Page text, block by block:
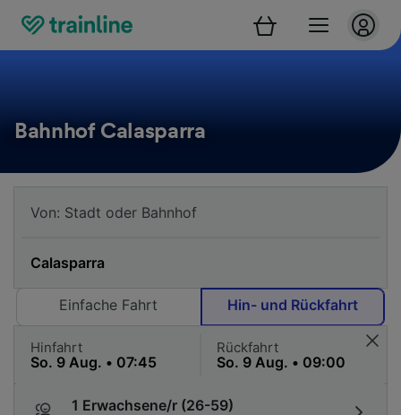
Bahnhof Calasparra
Einfache Fahrt Hin- und Rückfahrt
Hinfahrt Rückfahrt
1 Erwachsene/r (26-59)